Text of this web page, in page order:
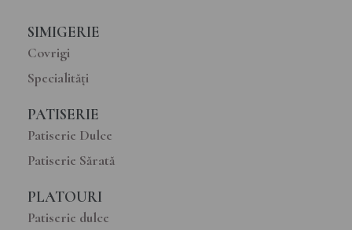
SIMIGERIE
Covrigi
Specialități
PATISERIE
Patiserie Dulce
Patiserie Sărată
PLATOURI
Patiserie dulce